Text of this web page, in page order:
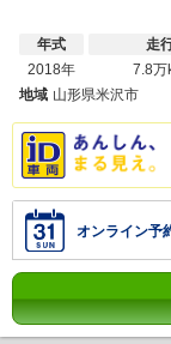
年式
2018年
走
7.8万
地域 山形県米沢市
オンライン予